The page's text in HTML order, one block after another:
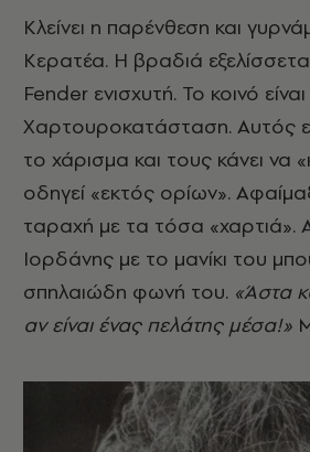
Κλείνει η παρένθεση και
Κερατέα. Η βραδιά
Fender ενισχυτή. Το κοινό
Χαρτουροκατάσταση. Αυτός
το χάρισμα και τους κάνει να
οδηγεί «εκτός ορίων».
ταραχή με τα τόσα «χαρτιά».
Ιορδάνης με το μανίκι του
σπηλαιώδη φωνή του. «Άστα
αν είναι ένας πελάτης μέσα!»